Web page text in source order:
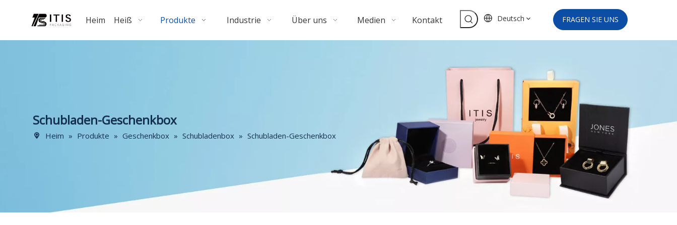
Heim Heiß Produkte Industrie Über uns Medien Kontakt Deutsch FRAGEN SIE UNS
Schubladen-Geschenkbox
Heim » Produkte » Geschenkbox » Schubladenbox » Schubladen-Geschenkbox